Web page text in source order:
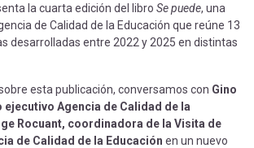
la cuarta edición del libro Se puede, una
de Calidad de la Educación que reúne 13
desarrolladas entre 2022 y 2025 en distintas
esta publicación, conversamos con Gino
Agencia de Calidad de la
Rocuant, coordinadora de la Visita de
de Calidad de la Educación en un nuevo